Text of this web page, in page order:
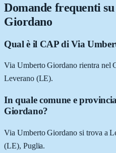
Domande frequenti su
Giordano
Qual è il CAP di Via
Via Umberto Giordano rientra nel
Leverano (LE).
In quale comune e
Giordano?
Via Umberto Giordano si trova a
(LE), Puglia.